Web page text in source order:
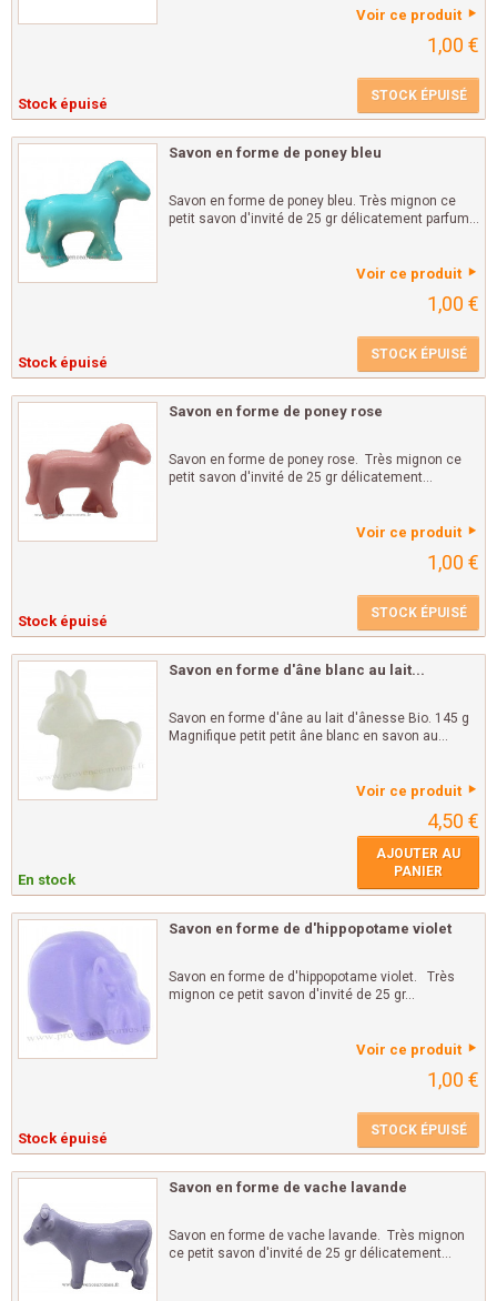
Voir ce produit
1,00 €
Stock épuisé STOCK ÉPUISÉ
Savon en forme de poney bleu
Savon en forme de poney bleu. Très mignon ce
petit savon d'invité de 25 gr délicatement parfum...
Voir ce produit
1,00 €
Stock épuisé STOCK ÉPUISÉ
Savon en forme de poney rose
Savon en forme de poney rose. Très mignon ce
petit savon d'invité de 25 gr délicatement...
Voir ce produit
1,00 €
Stock épuisé STOCK ÉPUISÉ
Savon en forme d'âne blanc au lait...
Savon en forme d'âne au lait d'ânesse Bio. 145 g
Magnifique petit petit âne blanc en savon au...
Voir ce produit
4,50 €
En stock
AJOUTER AU
PANIER
Savon en forme de d'hippopotame violet
Savon en forme de d'hippopotame violet. Très
mignon ce petit savon d'invité de 25 gr...
Voir ce produit
1,00 €
Stock épuisé STOCK ÉPUISÉ
Savon en forme de vache lavande
Savon en forme de vache lavande. Très mignon
ce petit savon d'invité de 25 gr délicatement...